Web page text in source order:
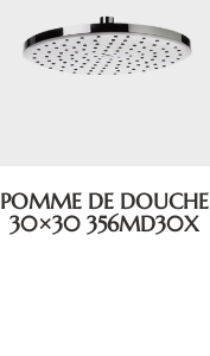
POMME DE DOUCHE
30×30 356MD30X